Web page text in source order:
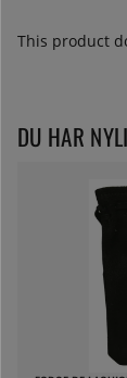
This product
DU HAR